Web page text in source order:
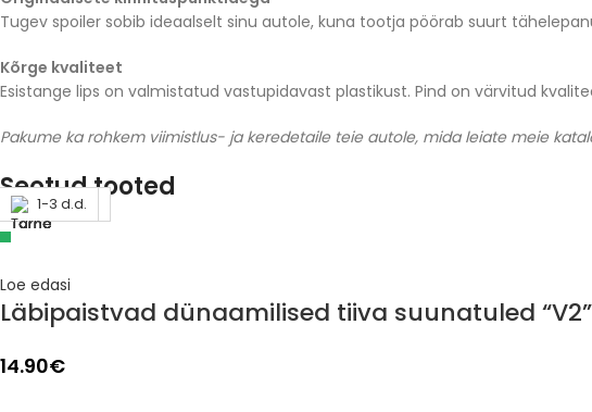
Tugev spoiler sobib ideaalselt sinu autole, kuna tootja pöörab suurt
Kõrge kvaliteet
Esistange lips on valmistatud vastupidavast plastikust. Pind on värvitud
Pakume ka rohkem viimistlus- ja keredetaile teie autole, mida leiate meie
Seotud tooted
Läbimüüdud
Loe edasi
Läbipaistvad dünaamilised tiiva suunatuled “V2”
14.90€
1-3 d.d.
1-3 d.d.
1-3 d.d.
1-3 d.d.
1-3 d.d.
1-3 d.d.
1-3 d.d.